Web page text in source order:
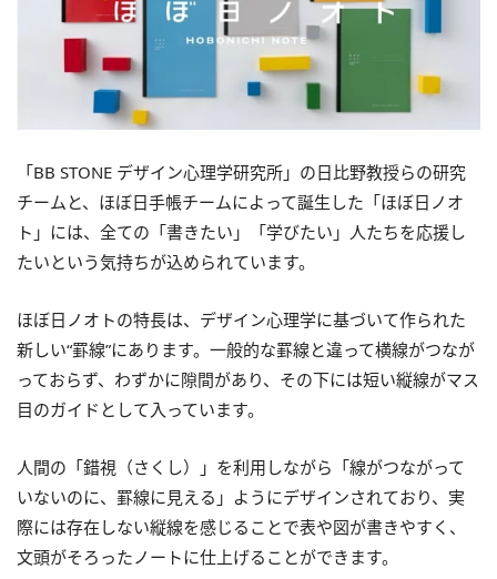
「BB STONE デザイン心理学研究所」の日比野教授らの研究
チームと、ほぼ日手帳チームによって誕生した「ほぼ日ノオ
ト」には、全ての「書きたい」「学びたい」人たちを応援し
たいという気持ちが込められています。
ほぼ日ノオトの特長は、デザイン心理学に基づいて作られた
新しい“罫線”にあります。一般的な罫線と違って横線がつなが
っておらず、わずかに隙間があり、その下には短い縦線がマス
目のガイドとして入っています。
人間の「錯視（さくし）」を利用しながら「線がつながって
いないのに、罫線に見える」ようにデザインされており、実
際には存在しない縦線を感じることで表や図が書きやすく、
文頭がそろったノートに仕上げることができます。